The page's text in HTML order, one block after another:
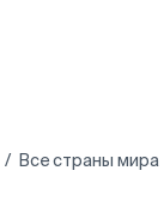
Все страны мира